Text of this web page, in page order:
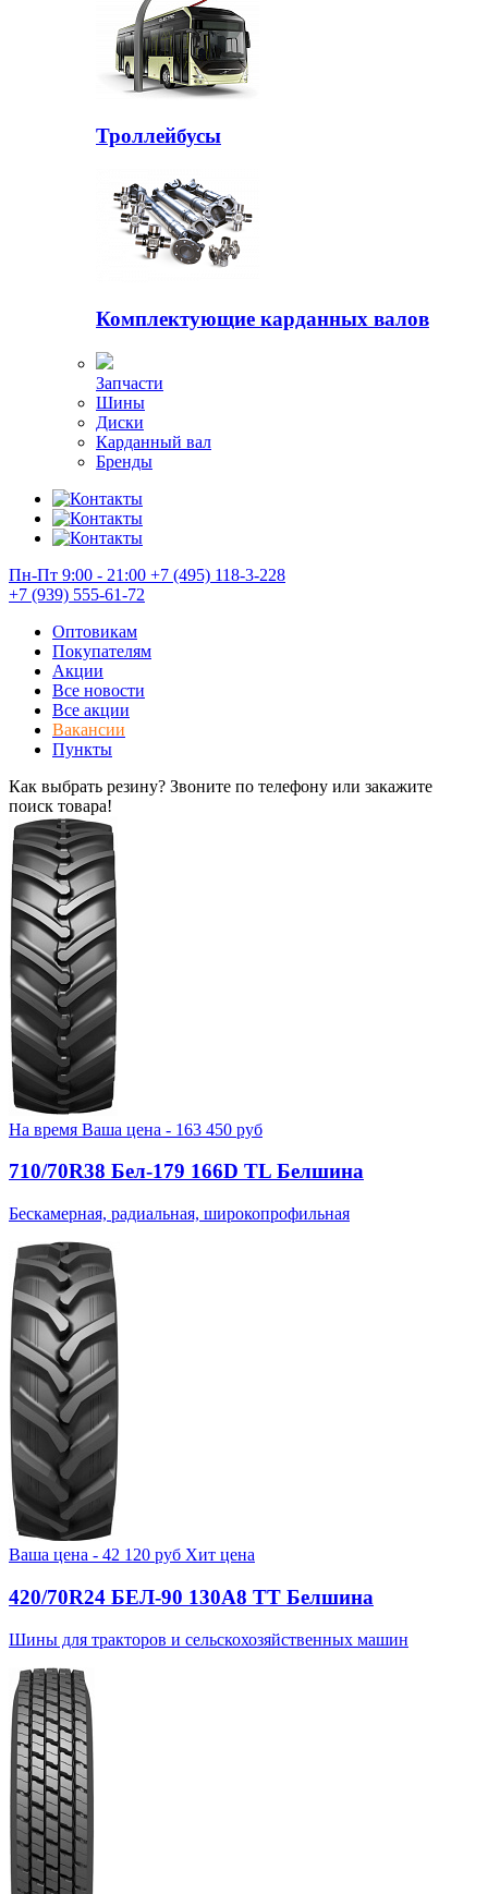
Троллейбусы
Комплектующие карданных валов
Запчасти
Шины
Диски
Карданный вал
Бренды
Пн-Пт 9:00 - 21:00 +7 (495) 118-3-228
+7 (939) 555-61-72
Оптовикам
Покупателям
Акции
Все новости
Все акции
Вакансии
Пункты
Как выбрать резину? Звоните по телефону или закажите
поиск товара!
На время Ваша цена - 163 450 руб
710/70R38 Бел-179 166D TL Белшина
Бескамерная, радиальная, широкопрофильная
Ваша цена - 42 120 руб Хит цена
420/70R24 БЕЛ-90 130А8 TT Белшина
Шины для тракторов и сельскохозяйственных машин